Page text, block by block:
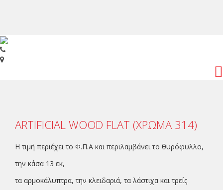
ARTIFICIAL WOOD FLAT (ΧΡΩΜΑ 314)
Η τιμή περιέχει το Φ.Π.Α και περιλαμβάνει το θυρόφυλλο,
την κάσα 13 εκ,
τα αρμοκάλυπτρα, την κλειδαριά, τα λάστιχα και τρείς